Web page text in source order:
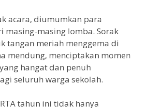
acara, diumumkan para
masing-masing lomba. Sorak
tangan meriah menggema di
mendung, menciptakan momen
hangat dan penuh
seluruh warga sekolah.
tahun ini tidak hanya